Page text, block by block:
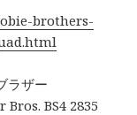
brothers-
ラザー
BS4 2835